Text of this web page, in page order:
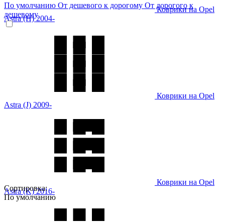
Коврики на Opel
Astra (H) 2004-
Коврики на Opel
Astra (J) 2009-
Коврики на Opel
Astra (K) 2016-
По умолчанию От дешевого к дорогому От дорогого к
дешевому
Сортировка:
По умолчанию